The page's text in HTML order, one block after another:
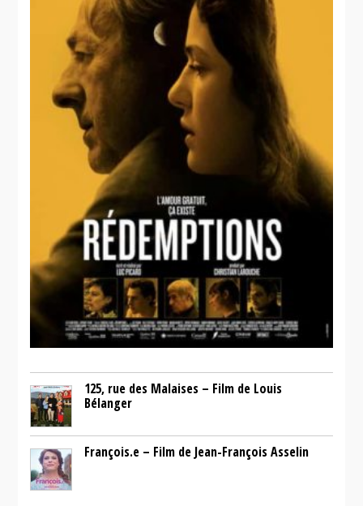
125, rue des Malaises – Film de Louis
Bélanger
François.e – Film de Jean-François Asselin